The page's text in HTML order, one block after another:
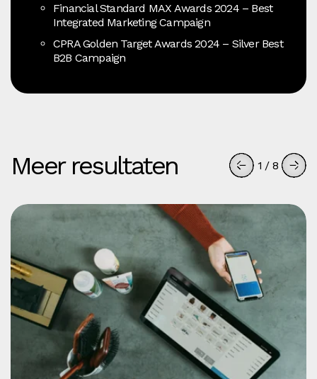
Financial Standard MAX Awards 2024 – Best
Integrated Marketing Campaign
CPRA Golden Target Awards 2024 – Silver Best
B2B Campaign
Meer resultaten 1 / 8